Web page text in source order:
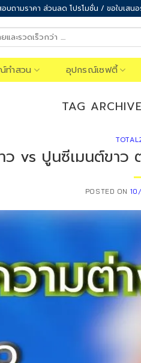
บถามราคา ส่วนลด โปรโมชั่น / ขอใบเส
ทำสวน อุปกรณ์เซฟตี้
TAG
vs ปูนซีเมนต์ขาว
POSTED ON